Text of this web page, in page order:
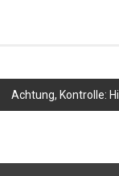
Achtung, Kontrolle: